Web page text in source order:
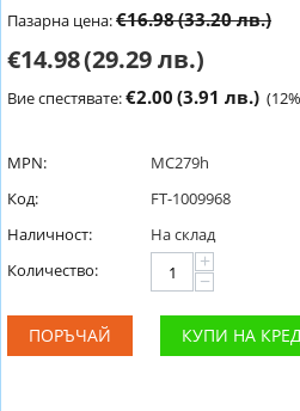
Пазарна цена:€16.98(33.20 лв.)
€14.98(29.29 лв.)
Вие спестявате:€2.00 (3.91 лв.) (12
MPN:
MC279h
Код:
FT-1009968
Наличност:
На склад
Количество:
+
−
ПОРЪЧАЙ КУПИ НА